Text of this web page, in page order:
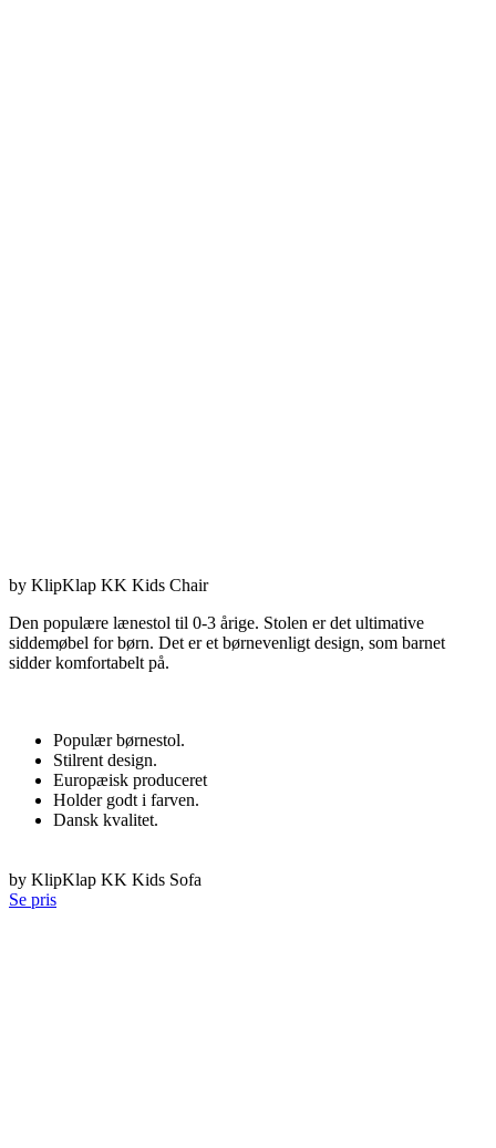
by KlipKlap KK Kids Chair
Den populære lænestol til 0-3 årige. Stolen er det ultimative
siddemøbel for børn. Det er et børnevenligt design, som barnet
sidder komfortabelt på.
Populær børnestol.
Stilrent design.
Europæisk produceret
Holder godt i farven.
Dansk kvalitet.
by KlipKlap KK Kids Sofa
Se pris